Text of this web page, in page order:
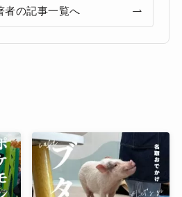
者の記事一覧へ